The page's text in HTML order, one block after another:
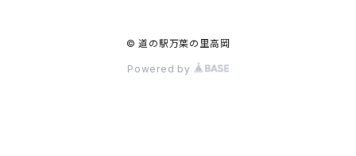
© 道の駅万葉の里高岡
Powered by